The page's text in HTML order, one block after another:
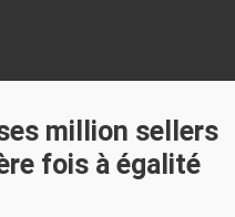
million sellers
fois à égalité